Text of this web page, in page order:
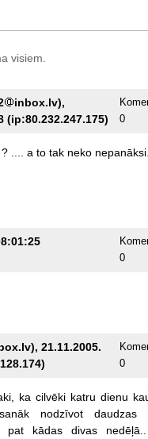
visiem.
inbox.lv),
(ip:80.232.247.175)
0
? a to tak neko
0
21.11.2005.
0
ka cilvēki katru dienu
sanāk nodzīvot daudzas
pat kādas divas nedēļā..